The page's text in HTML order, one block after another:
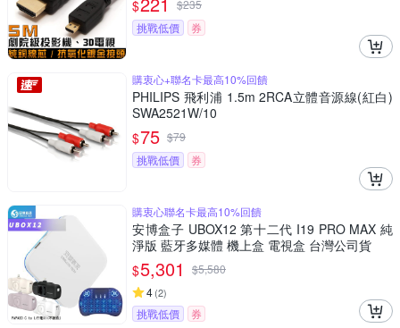
$
$235
挑戰低價
券
購衷心+聯名卡最高10%回饋
PHILIPS 飛利浦 1.5m 2RCA立體音源線(紅白)
SWA2521W/10
$75 $79
挑戰低價
券
購衷心聯名卡最高10%回饋
安博盒子 UBOX12 第十二代 I19 PRO MAX 純
淨版 藍牙多媒體 機上盒 電視盒 台灣公司貨
$5,301 $5,580
4(2)
挑戰低價
券